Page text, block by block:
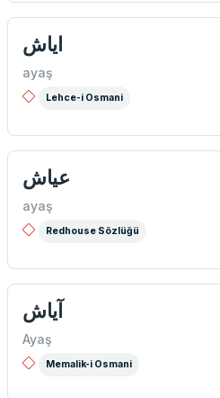
اياش
ayaş
Lehce-i Osmani
عياش
ayaş
Redhouse Sözlüğü
آياش
Ayaş
Memalik-i Osmani